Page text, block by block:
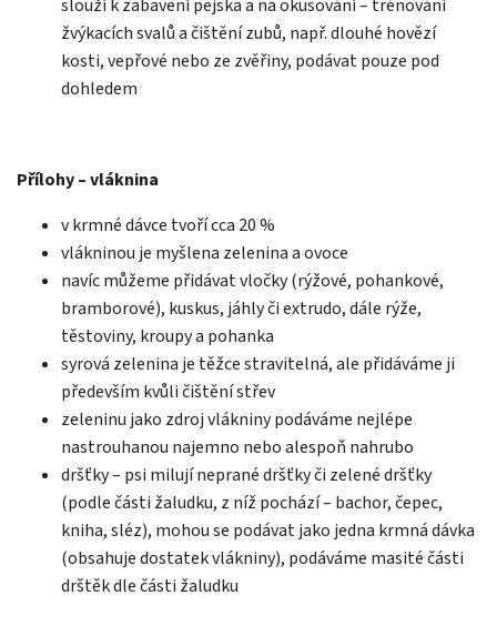
slouží k zabavení pejska a na okusování – trénování
žvýkacích svalů a čištění zubů, např. dlouhé hovězí
kosti, vepřové nebo ze zvěřiny, podávat pouze pod
dohledem
Přílohy – vláknina
v krmné dávce tvoří cca 20 %
vlákninou je myšlena zelenina a ovoce
navíc můžeme přidávat vločky (rýžové, pohankové,
bramborové), kuskus, jáhly či extrudo, dále rýže,
těstoviny, kroupy a pohanka
syrová zelenina je těžce stravitelná, ale přidáváme ji
především kvůli čištění střev
zeleninu jako zdroj vlákniny podáváme nejlépe
nastrouhanou najemno nebo alespoň nahrubo
dršťky – psi milují neprané dršťky či zelené dršťky
(podle části žaludku, z níž pochází – bachor, čepec,
kniha, sléz), mohou se podávat jako jedna krmná dávka
(obsahuje dostatek vlákniny), podáváme masité části
drštěk dle části žaludku